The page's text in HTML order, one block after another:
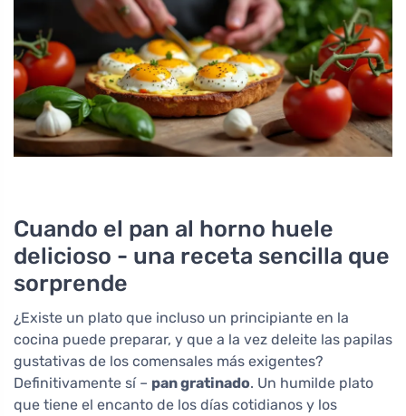
Cuando el pan al horno huele
delicioso - una receta sencilla que
sorprende
¿Existe un plato que incluso un principiante en la
cocina puede preparar, y que a la vez deleite las papilas
gustativas de los comensales más exigentes?
Definitivamente sí – pan gratinado. Un humilde plato
que tiene el encanto de los días cotidianos y los